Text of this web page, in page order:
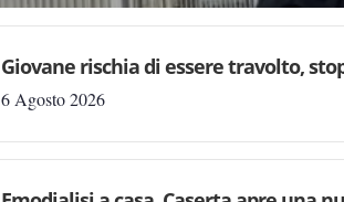
Giovane rischia di essere travolto,
6 Agosto 2026